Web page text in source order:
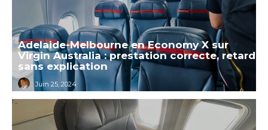
Adelaide-Melbourne en Economy X sur
Virgin Australia : prestation correcte, retard
sans explication
Juin 25, 2024